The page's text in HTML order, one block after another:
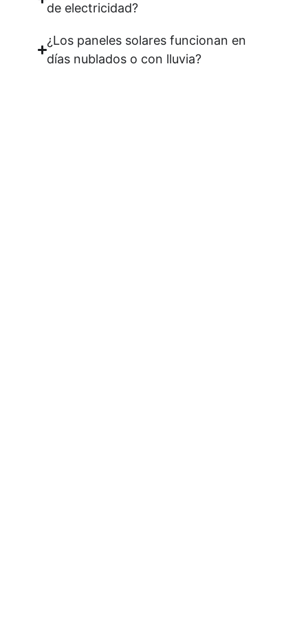
de electricidad?
¿Los paneles solares funcionan en
días nublados o con lluvia?